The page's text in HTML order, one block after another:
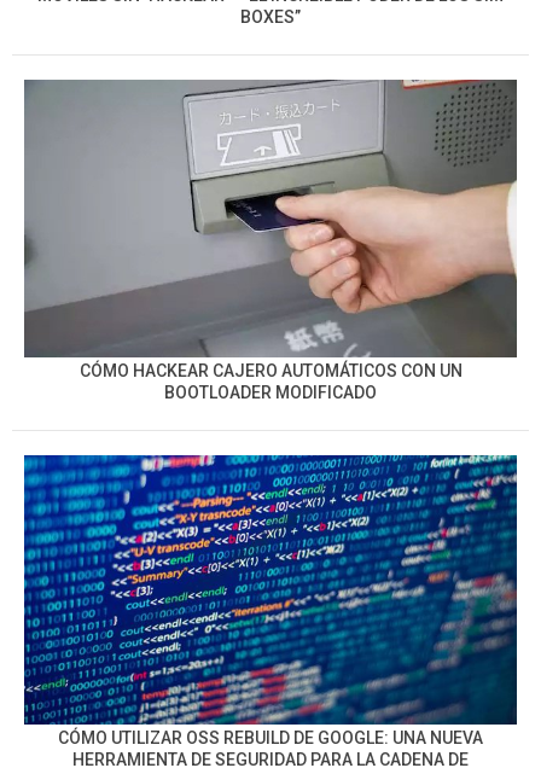
BOXES”
CÓMO HACKEAR CAJERO AUTOMÁTICOS CON UN
BOOTLOADER MODIFICADO
CÓMO UTILIZAR OSS REBUILD DE GOOGLE: UNA NUEVA
HERRAMIENTA DE SEGURIDAD PARA LA CADENA DE